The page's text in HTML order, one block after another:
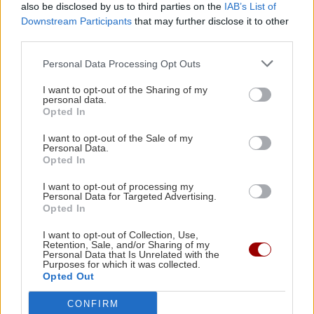
also be disclosed by us to third parties on the IAB’s List of
Downstream Participants that may further disclose it to other
Personal Data Processing Opt Outs
I want to opt-out of the Sharing of my
personal data.
Opted In
I want to opt-out of the Sale of my
Personal Data.
Opted In
I want to opt-out of processing my
Personal Data for Targeted Advertising.
Opted In
I want to opt-out of Collection, Use,
Retention, Sale, and/or Sharing of my
Personal Data that Is Unrelated with the
Purposes for which it was collected.
Opted Out
CONFIRM
Μετεωρολόγος Μαθητής Γιαννιτσά Αγρότες
ΡΟΗ ΕΙΔΗΣΕΩΝ
ΕΛΛΑΔΑ
φάντασμα που κρύβει...το μυστηριώδες
ερπετό!
12:32
ΕΛΛΑΔΑ
Τροχαία: 200.000 κλήσεις μόνο για μία
παράβαση - Ποιά είναι